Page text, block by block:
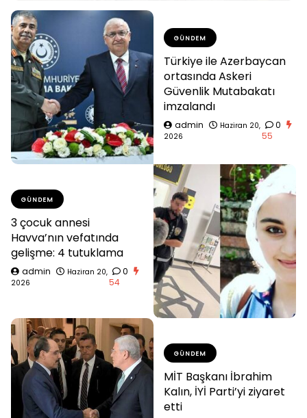
GÜNDEM
Türkiye ile Azerbaycan
ortasında Askeri
Güvenlik Mutabakatı
imzalandı
admin
Haziran 20,
2026
0
55
GÜNDEM
3 çocuk annesi
Havva’nın vefatında
gelişme: 4 tutuklama
admin
Haziran 20,
2026
0
54
GÜNDEM
MİT Başkanı İbrahim
Kalın, İYİ Parti’yi ziyaret
etti